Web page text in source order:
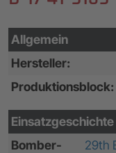
Allgemein
Hersteller:
Produktionsblock:
Einsatzgeschichte
Bomber-
29th